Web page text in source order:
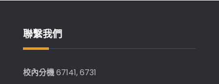
聯繫我們
校內分機67141, 6731